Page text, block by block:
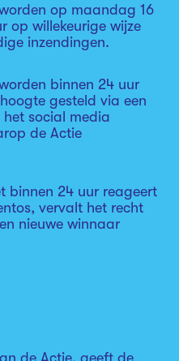
op maandag 16
op willekeurige wijze
inzendingen.
binnen 24 uur
gesteld via een
social media
de Actie
binnen 24 uur reageert
vervalt het recht
nieuwe winnaar
de Actie, geeft de